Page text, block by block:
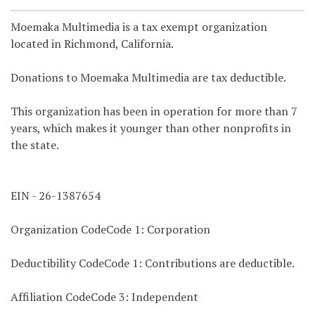
Moemaka Multimedia is a tax exempt organization
located in Richmond, California.
Donations to Moemaka Multimedia are tax deductible.
This organization has been in operation for more than 7
years, which makes it younger than other nonprofits in
the state.
EIN - 26-1387654
Organization CodeCode 1: Corporation
Deductibility CodeCode 1: Contributions are deductible.
Affiliation CodeCode 3: Independent